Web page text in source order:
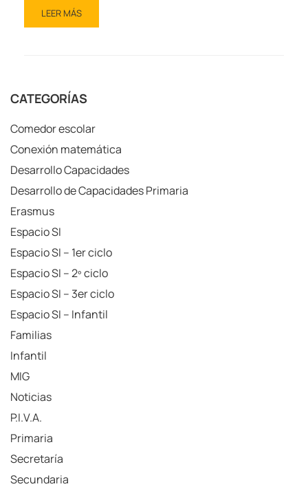
LEER MÁS
CATEGORÍAS
Comedor escolar
Conexión matemática
Desarrollo Capacidades
Desarrollo de Capacidades Primaria
Erasmus
Espacio SI
Espacio SI – 1er ciclo
Espacio SI – 2º ciclo
Espacio SI – 3er ciclo
Espacio SI – Infantil
Familias
Infantil
MIG
Noticias
P.I.V.A.
Primaria
Secretaría
Secundaria